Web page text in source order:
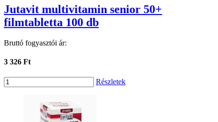
Jutavit multivitamin senior 50+
filmtabletta 100 db
Bruttó fogyasztói ár:
3 326 Ft
Részletek